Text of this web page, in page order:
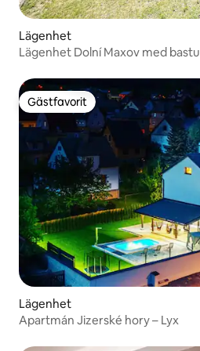
Lägenhet
Lägenhet Dolní Maxov med bastu
Gästfavorit
Gästfavorit
Lägenhet
Apartmán Jizerské hory – Lyx